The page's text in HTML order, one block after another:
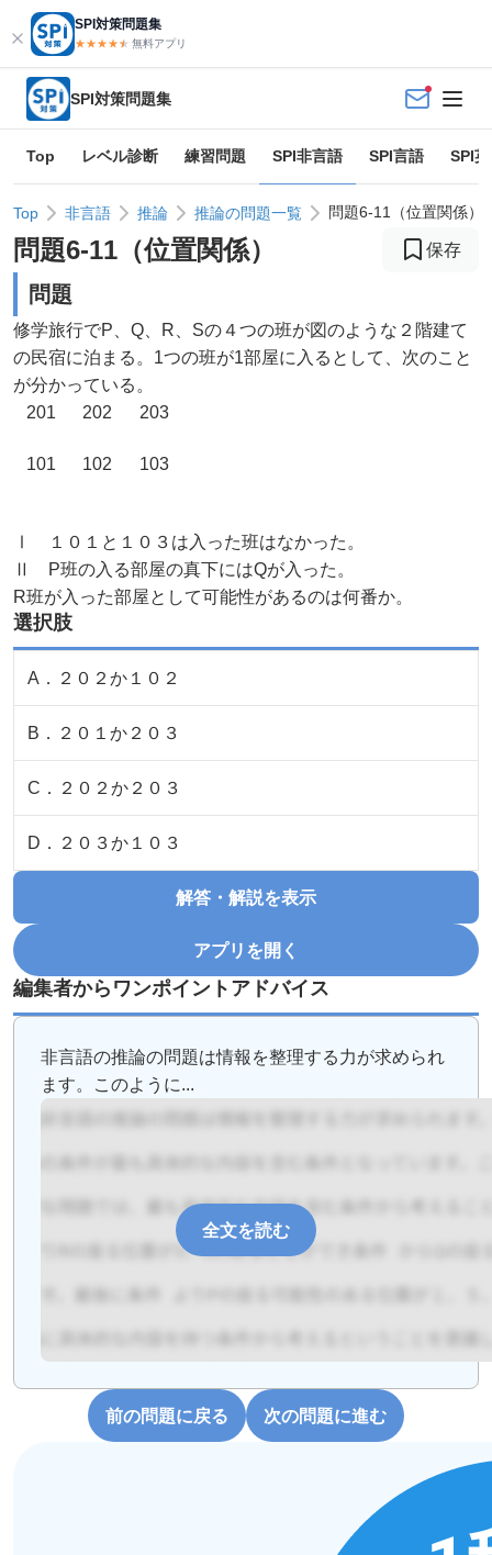
SPI対策問題集
★★★★★
★ 無料アプリ
SPI対策問題集
Top レベル診断 練習問題 SPI非言語 SPI言語 SPI
Top 非言語 推論 推論の問題一覧 問題6-11（位置関係）
問題6-11 （位置関係） 保存
問題
修学旅行でP、Q、R、Sの４つの班が図のような２階建て
の民宿に泊まる。1つの班が1部屋に入るとして、次のこと
が分かっている。
201
202 203
101 102 103
Ⅰ １０１と１０３は入った班はなかった。
Ⅱ P班の入る部屋の真下にはQが入った。
R班が入った部屋として可能性があるのは何番か。
選択肢
A ． ２０２か１０２
B ． ２０１か２０３
C ． ２０２か２０３
D ． ２０３か１０３
解答・解説を表示
アプリを開く
編集者からワンポイントアドバイス
非言語の推論の問題は情報を整理する力が求められ
ます。このように...
全文を読む
前の問題に戻る 次の問題に進む